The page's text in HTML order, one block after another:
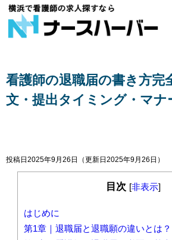
看護師の退職届の書き方完
文・提出タイミング・マナ
投稿日2025年9月26日 （更新日2025年9月26日）
目次 [非表示]
はじめに
第1章｜退職届と退職願の違いとは？